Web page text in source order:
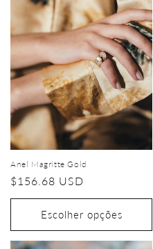
Anel Magritte Gold
Preço
normal
$156.68 USD
Escolher opções